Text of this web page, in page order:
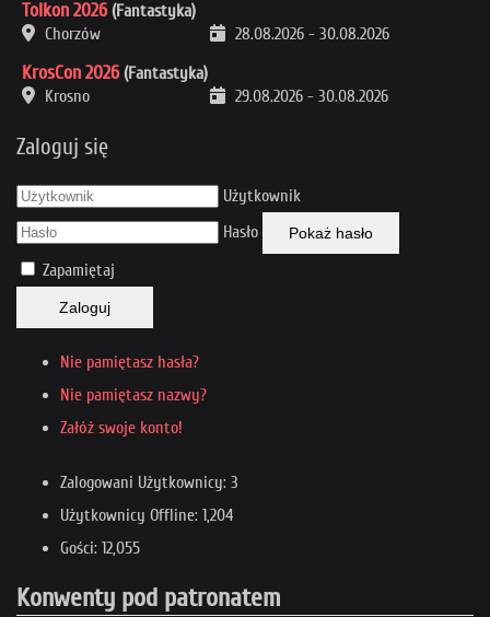
Tolkon 2026 (Fantastyka)
Chorzów
28.08.2026 - 30.08.2026
KrosCon 2026 (Fantastyka)
Krosno
29.08.2026 - 30.08.2026
Zaloguj się
Użytkownik
Hasło
Pokaż hasło
Zapamiętaj
Zaloguj
Nie pamiętasz hasła?
Nie pamiętasz nazwy?
Załóż swoje konto!
Zalogowani Użytkownicy: 3
Użytkownicy Offline: 1,204
Gości: 12,055
Konwenty pod patronatem